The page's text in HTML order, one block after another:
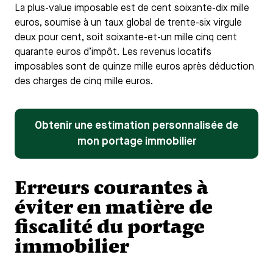
La plus-value imposable est de cent soixante-dix mille
euros, soumise à un taux global de trente-six virgule
deux pour cent, soit soixante-et-un mille cinq cent
quarante euros d’impôt. Les revenus locatifs
imposables sont de quinze mille euros après déduction
des charges de cinq mille euros.
Obtenir une estimation personnalisée de
mon portage immobilier
Erreurs courantes à
éviter en matière de
fiscalité du portage
immobilier